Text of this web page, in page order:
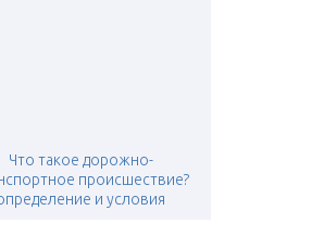
Что такое дорожно-
происшествие?
и условия